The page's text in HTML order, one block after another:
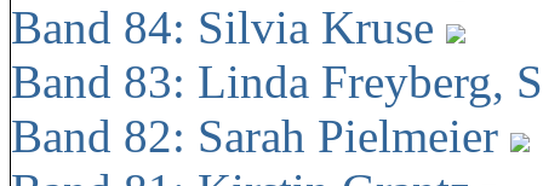
Band 84: Silvia Kruse
Band 83: Linda Freyberg,
Band 82: Sarah Pielmeier